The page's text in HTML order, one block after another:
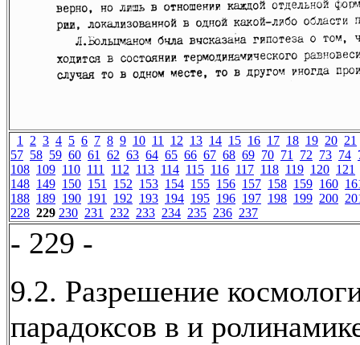
1 2 3 4 5 6 7 8 9 10 11 12 13 14 15 16 17 18 19 20 21
57 58 59 60 61 62 63 64 65 66 67 68 69 70 71 72 73 74
108 109 110 111 112 113 114 115 116 117 118 119 120 121
148 149 150 151 152 153 154 155 156 157 158 159 160
188 189 190 191 192 193 194 195 196 197 198 199 200
228 229 230 231 232 233 234 235 236 237
- 229 -
9.2. Разрешение
парадоксов в и